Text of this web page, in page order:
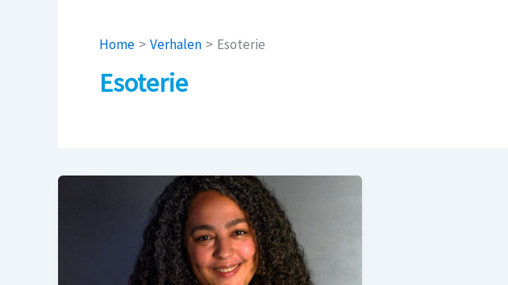
Home Verhalen Esoterie
Esoterie